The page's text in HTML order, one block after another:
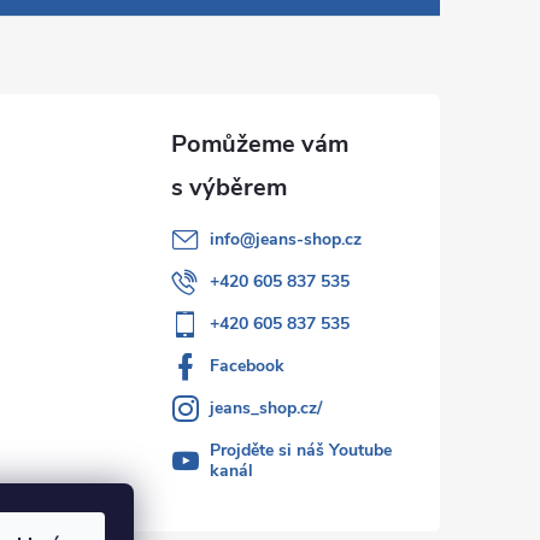
info@jeans-shop.cz
+420 605 837 535
+420 605 837 535
Facebook
jeans_shop.cz/
Projděte si náš Youtube
kanál